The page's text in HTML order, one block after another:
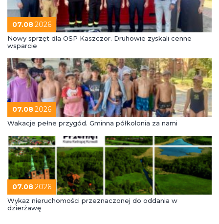
07.08.2026
Nowy sprzęt dla OSP Kaszczor. Druhowie zyskali cenne
wsparcie
07.08.2026
Wakacje pełne przygód. Gminna półkolonia za nami
07.08.2026
Wykaz nieruchomości przeznaczonej do oddania w
dzierżawę